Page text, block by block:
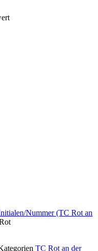
Nummer (TC Rot an
TC Rot an der